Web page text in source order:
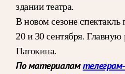
здании театра.
В новом сезоне спектакль
20 и 30 сентября.
Патокина.
По материалам